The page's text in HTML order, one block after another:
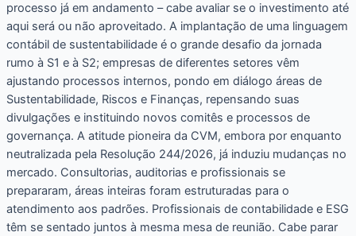
processo já em andamento – cabe avaliar se o investimento até
aqui será ou não aproveitado. A implantação de uma linguagem
contábil de sustentabilidade é o grande desafio da jornada
rumo à S1 e à S2; empresas de diferentes setores vêm
ajustando processos internos, pondo em diálogo áreas de
Sustentabilidade, Riscos e Finanças, repensando suas
divulgações e instituindo novos comitês e processos de
governança. A atitude pioneira da CVM, embora por enquanto
neutralizada pela Resolução 244/2026, já induziu mudanças no
mercado. Consultorias, auditorias e profissionais se
prepararam, áreas inteiras foram estruturadas para o
atendimento aos padrões. Profissionais de contabilidade e ESG
têm se sentado juntos à mesma mesa de reunião. Cabe parar